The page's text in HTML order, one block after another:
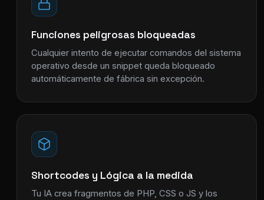
Funciones peligrosas bloqueadas
Cualquier intento de ejecutar comandos del sistema
operativo desde un snippet queda bloqueado
automáticamente de fábrica sin excepción.
Shortcodes y Lógica a la medida
Tu IA crea fragmentos de PHP, CSS o JS y los